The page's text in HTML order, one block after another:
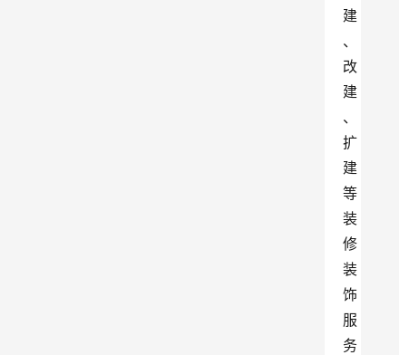
建
、
改
建
、
扩
建
等
装
修
装
饰
服
务